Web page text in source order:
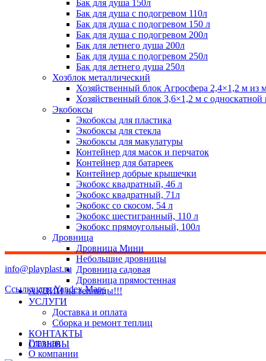
Бак для душа 150л
Бак для душа с подогревом 110л
Бак для душа с подогревом 150 л
Бак для душа с подогревом 200л
Бак для летнего душа 200л
Бак для душа с подогревом 250л
Бак для летнего душа 250л
Хозблок металлический
Хозяйственный блок Агросфера 2,4×1,2 м из
Хозяйственный блок 3,6×1,2 м с
Экобоксы
Экобоксы для пластика
Экобоксы для стекла
Экобоксы для макулатуры
Контейнер для масок и перчаток
Контейнер для батареек
Контейнер добрые крышечки
Экобокс квадратный, 46 л
Экобокс квадратный, 71л
Экобокс со скосом, 54 л
Экобокс шестигранный, 110 л
Экобокс прямоугольный, 100л
Дровница
Дровница Мини
Небольшие дровницы
Дровница садовая
Дровница прямостенная
АКЦИИ на теплицы!!!
УСЛУГИ
Доставка и оплата
Сборка и ремонт теплиц
КОНТАКТЫ
ОТЗЫВЫ
info@playplast.ru
Ссылка для Yandex Maps
Главная
О компании